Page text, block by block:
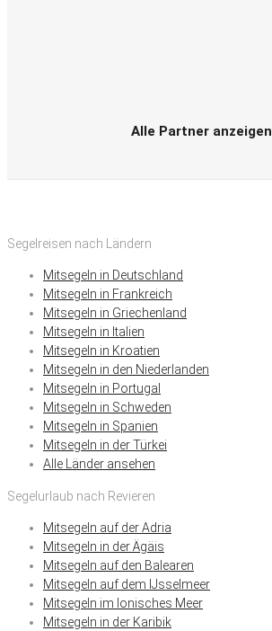
Alle Partner anzeigen
Segelreisen nach Ländern
Mitsegeln in Deutschland
Mitsegeln in Frankreich
Mitsegeln in Griechenland
Mitsegeln in Italien
Mitsegeln in Kroatien
Mitsegeln in den Niederlanden
Mitsegeln in Portugal
Mitsegeln in Schweden
Mitsegeln in Spanien
Mitsegeln in der Türkei
Alle Länder ansehen
Segelurlaub nach Revieren
Mitsegeln auf der Adria
Mitsegeln in der Ägäis
Mitsegeln auf den Balearen
Mitsegeln auf dem IJsselmeer
Mitsegeln im Ionisches Meer
Mitsegeln in der Karibik